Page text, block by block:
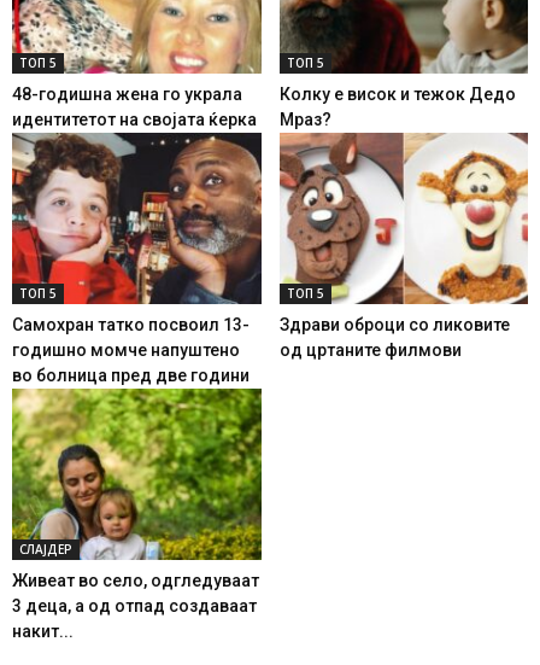
ТОП 5
48-годишна жена го украла
идентитетот на својата ќерка
ТОП 5
Колку е висок и тежок Дедо
Мраз?
ТОП 5
Самохран татко посвоил 13-
годишно момче напуштено
во болница пред две години
ТОП 5
Здрави оброци со ликовите
од цртаните филмови
СЛАЈДЕР
Живеат во село, одгледуваат
3 деца, а од отпад создаваат
накит...